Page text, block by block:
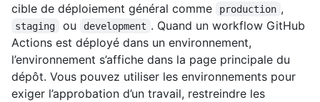
cible de déploiement général comme
production ,
staging ou development . Quand un workflow GitHub
Actions est déployé dans un environnement,
l’environnement s’affiche dans la page principale du
dépôt. Vous pouvez utiliser les environnements pour
exiger l’approbation d’un travail, restreindre les